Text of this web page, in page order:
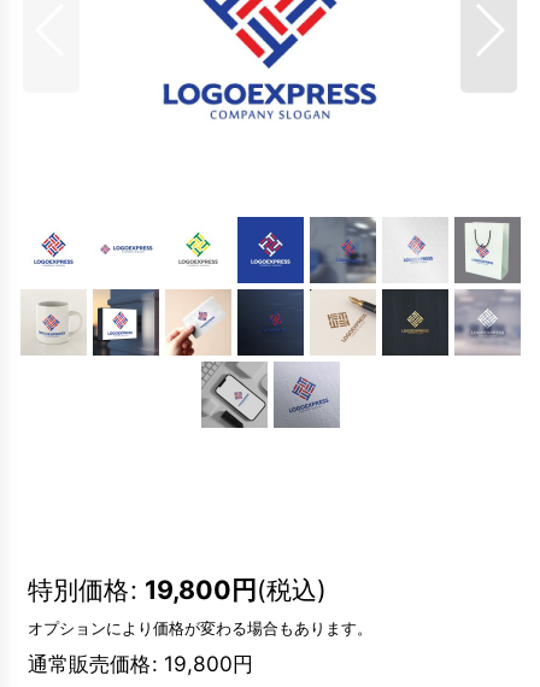
特別価格: 19,800円(税込)
オプションにより価格が変わる場合もあります。
通常販売価格: 19,800円